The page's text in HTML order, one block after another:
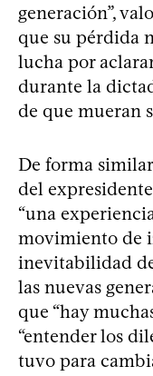
generación”,
que su pérdida
lucha por
durante la
de que mueran
De forma
del
“una
movimiento de
inevitabilidad
las nuevas
que “hay
“entender los
tuvo para